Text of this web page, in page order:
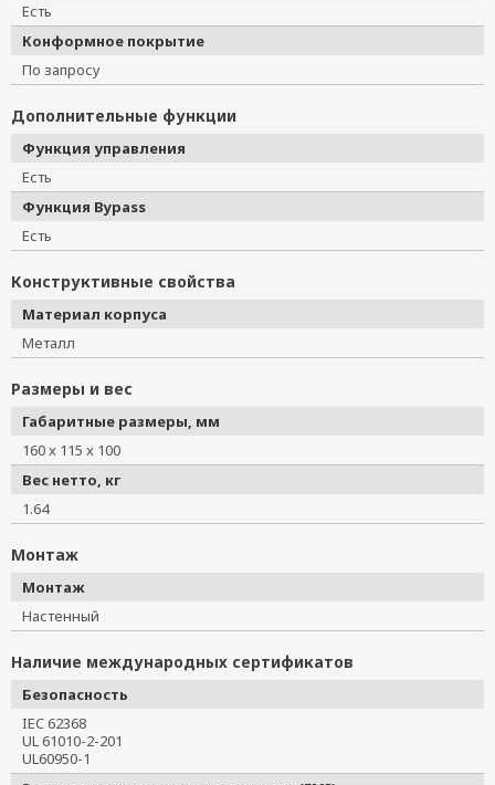
Есть
Конформное покрытие
По запросу
Дополнительные функции
Функция управления
Есть
Функция Bypass
Есть
Конструктивные свойства
Материал корпуса
Металл
Размеры и вес
Габаритные размеры, мм
160 x 115 x 100
Вес нетто, кг
1.64
Монтаж
Монтаж
Настенный
Наличие международных сертификатов
Безопасность
IEC 62368
UL 61010-2-201
UL60950-1